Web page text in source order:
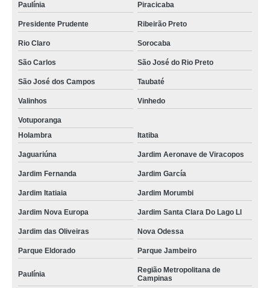
Paulínia Piracicaba
Presidente Prudente Ribeirão Preto
Rio Claro Sorocaba
São Carlos São José do Rio Preto
São José dos Campos Taubaté
Valinhos Vinhedo
Votuporanga
Holambra
Itatiba
Jaguariúna Jardim Aeronave de Viracopos
Jardim Fernanda Jardim García
Jardim Itatiaia Jardim Morumbi
Jardim Nova Europa Jardim Santa Clara Do Lago Ll
Jardim das Oliveiras Nova Odessa
Parque Eldorado Parque Jambeiro
Paulínia
Região Metropolitana de
Campinas